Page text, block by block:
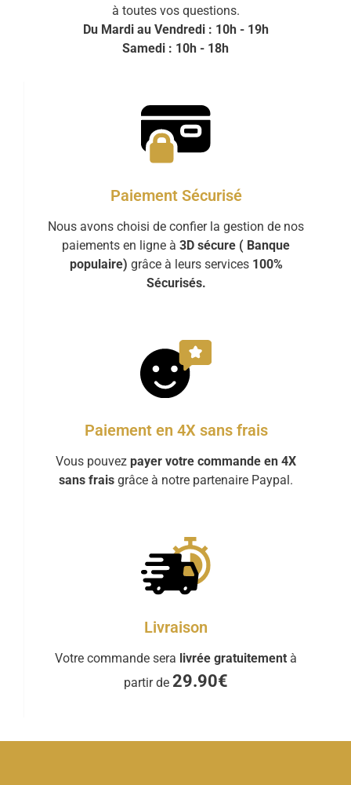
à toutes vos questions.
Du Mardi au Vendredi : 10h - 19h
Samedi : 10h - 18h
Paiement Sécurisé
Nous avons choisi de confier la gestion de nos
paiements en ligne à 3D sécure ( Banque
populaire) grâce à leurs services 100%
Sécurisés.
Paiement en 4X sans frais
Vous pouvez payer votre commande en 4X
sans frais grâce à notre partenaire Paypal.
Livraison
Votre commande sera livrée gratuitement à
partir de 29.90€